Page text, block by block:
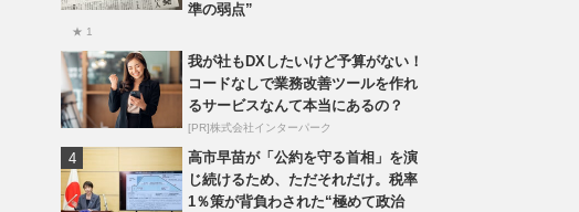
準の弱点”
★ 1
我が社もDXしたいけど予算がない！
コードなしで業務改善ツールを作れ
るサービスなんて本当にあるの？
[PR]株式会社インターパーク
高市早苗が「公約を守る首相」を演
じ続けるため、ただそれだけ。税率
1％策が背負わされた“極めて政治